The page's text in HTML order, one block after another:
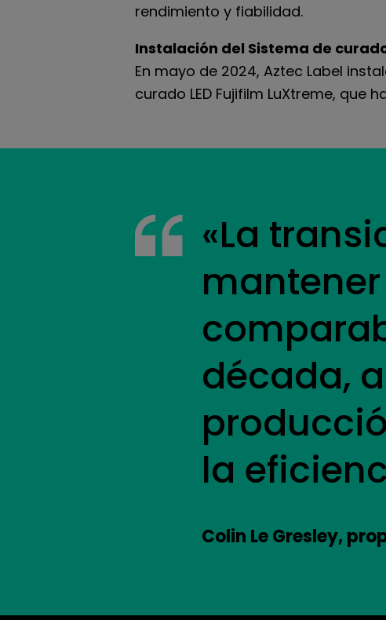
rendimiento y fiabilidad.
Instalación del Sistema de
En mayo de 2024, Aztec Label
curado LED Fujifilm LuXtreme, que
«La
década,
la
Colin Le Gresley,